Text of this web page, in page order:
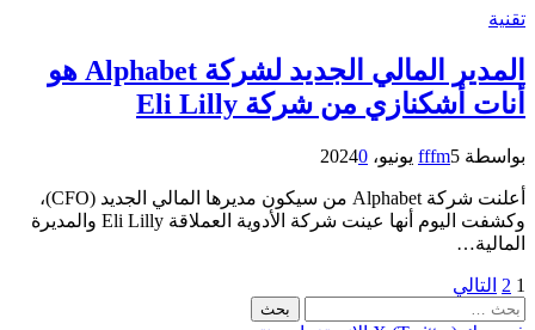
تقنية
المدير المالي الجديد لشركة Alphabet هو
أنات أشكنازي من شركة Eli Lilly
بواسطة fffm 5 يونيو، 2024 0
أعلنت شركة Alphabet من سيكون مديرها المالي الجديد (CFO)،
وكشفت اليوم أنها عينت شركة الأدوية العملاقة Eli Lilly والمديرة
المالية…
2 التالي
البحث